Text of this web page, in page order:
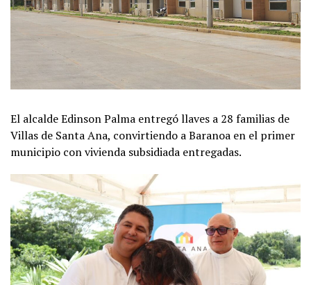
El alcalde Edinson Palma entregó llaves a 28 familias de
Villas de Santa Ana, convirtiendo a Baranoa en el primer
municipio con vivienda subsidiada entregadas.